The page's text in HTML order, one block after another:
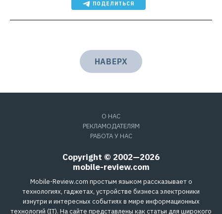
ПОДЕЛИТЬСЯ
НАВЕРХ
О НАС
РЕКЛАМОДАТЕЛЯМ
РАБОТА У НАС
Copyright © 2002—2026
mobile-review.com
Mobile-Review.com простым языком рассказывает о
технологиях, гаджетах, устройстве бизнеса электроники
изнутри и интересных событиях в мире информационных
технологий (IT). На сайте представлены как статьи для широкого